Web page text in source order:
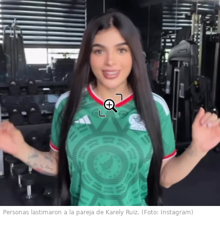
Personas lastimaron a la pareja de Karely Ruiz. (Foto: Instagram)